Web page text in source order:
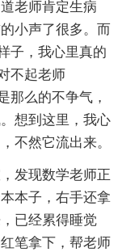
老师肯定生病
小声了很多。而
子，我心里真的
不起老师
那么的不争气，
想到这里，我心
不然它流出来。
发现数学老师正
本子，右手还拿
已经累得睡觉
笔拿下，帮老师